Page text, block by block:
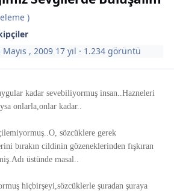
)
Mayıs , 2009 17 yıl · 1.234 görüntü
kadar sevebiliyormuş insan..Hazneleri
onlarla,onlar kadar..
sözcüklere gerek
bırakın cildinin gözeneklerinden fışkıran
üstünde masal..
hiçbirşeyi,sözcüklerle şuradan şuraya